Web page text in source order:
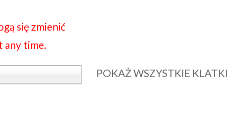
się zmienić
any time.
POKAŻ WSZYSTKIE KLATKI